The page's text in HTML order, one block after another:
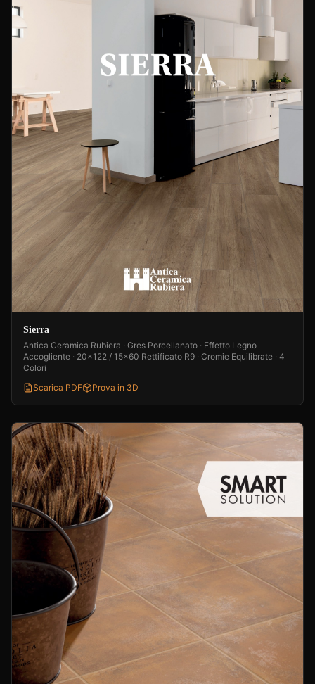
Sierra
Antica Ceramica Rubiera · Gres Porcellanato · Effetto Legno
Accogliente · 20x122 / 15x60 Rettificato R9 · Cromie Equilibrate · 4
Colori
Scarica PDF
Prova in 3D